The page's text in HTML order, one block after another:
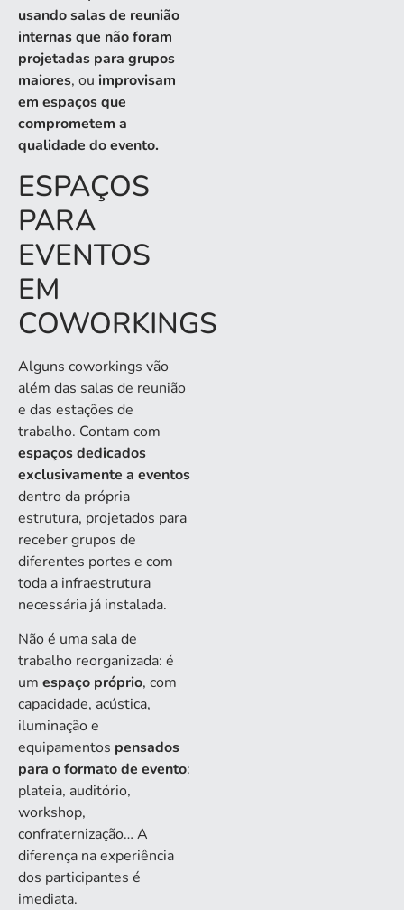
usando salas de reunião
internas que não foram
projetadas para grupos
maiores, ou improvisam
em espaços que
comprometem a
qualidade do evento.
ESPAÇOS
PARA
EVENTOS
EM
COWORKINGS
Alguns coworkings vão
além das salas de reunião
e das estações de
trabalho. Contam com
espaços dedicados
exclusivamente a eventos
dentro da própria
estrutura, projetados para
receber grupos de
diferentes portes e com
toda a infraestrutura
necessária já instalada.
Não é uma sala de
trabalho reorganizada: é
um espaço próprio, com
capacidade, acústica,
iluminação e
equipamentos pensados
para o formato de evento:
plateia, auditório,
workshop,
confraternização… A
diferença na experiência
dos participantes é
imediata.